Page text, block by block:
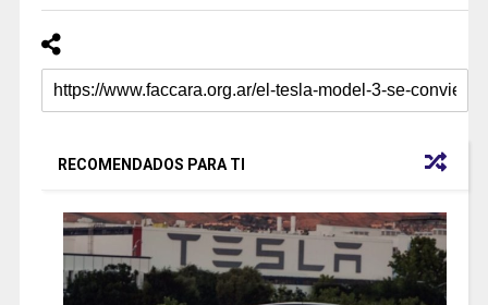
RECOMENDADOS PARA TI